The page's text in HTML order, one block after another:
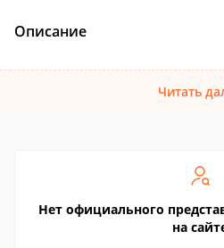
Описание
Читать
Нет официального
на